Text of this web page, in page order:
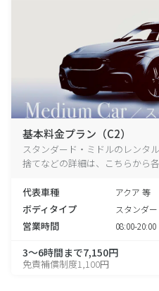
基本料金プラン（C2）
スタンダード・ミドルのレンタ
捨てなどの詳細は、こちらから
代表車種 アクア 等
ボディタイプ スタンダ
営業時間 08:00-20:00
3～6時間まで7,150円
免責補償制度1,100円